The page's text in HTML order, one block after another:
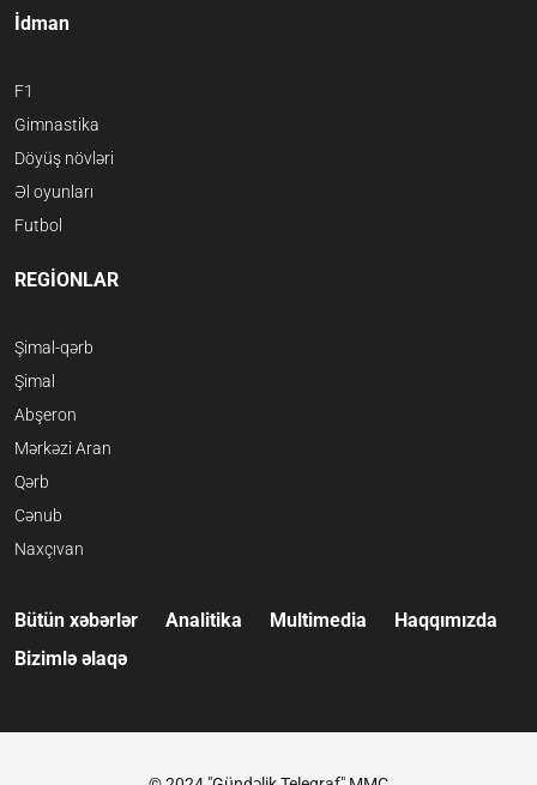
İdman
F1
Gimnastika
Döyüş növləri
Əl oyunları
Futbol
REGİONLAR
Şimal-qərb
Şimal
Abşeron
Mərkəzi Aran
Qərb
Cənub
Naxçıvan
Bütün xəbərlər Analitika Multimedia
Haqqımızda
Bizimlə əlaqə